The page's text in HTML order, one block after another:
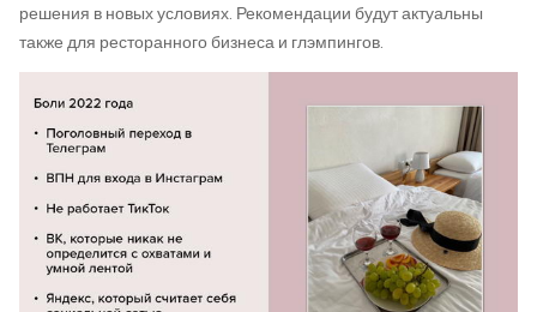
решения в новых условиях. Рекомендации будут актуальны
также для ресторанного бизнеса и глэмпингов.